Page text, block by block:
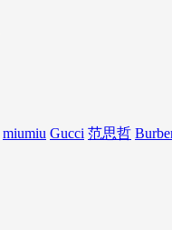
miumiu Gucci 范思哲